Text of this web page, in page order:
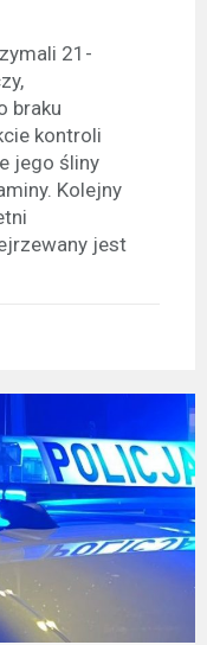
21-
braku
kontroli
jego śliny
Kolejny
jest